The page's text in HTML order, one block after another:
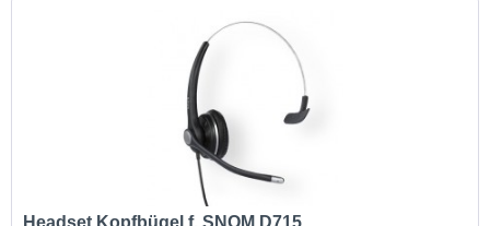
Headset Kopfbügel f. SNOM D715